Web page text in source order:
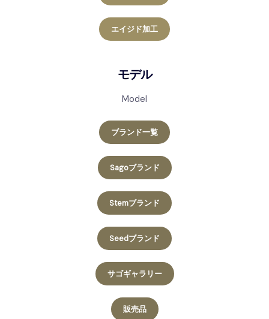
エイジド加工
モデル
Model
ブランド一覧
Sagoブランド
Stemブランド
Seedブランド
サゴギャラリー
販売品